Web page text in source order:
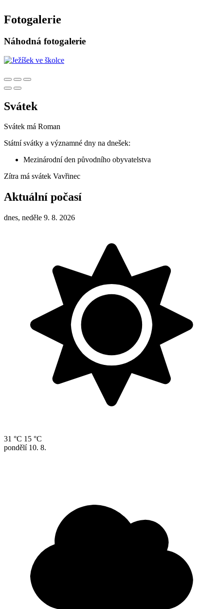
Fotogalerie
Náhodná fotogalerie
Svátek
Svátek má Roman
Státní svátky a významné dny na dnešek:
Mezinárodní den původního obyvatelstva
Zítra má svátek Vavřinec
Aktuální počasí
dnes, neděle 9. 8. 2026
31 °C 15 °C
pondělí 10. 8.